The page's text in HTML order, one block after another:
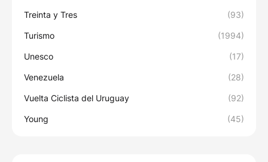
Treinta y Tres (93)
Turismo (1994)
Unesco (17)
Venezuela (28)
Vuelta Ciclista del Uruguay (92)
Young (45)